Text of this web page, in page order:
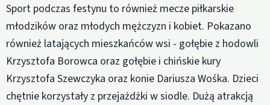
Sport podczas festynu to również mecze piłkarskie
młodzików oraz młodych mężczyzn i kobiet. Pokazano
również latających mieszkańców wsi - gołębie z hodowli
Krzysztofa Borowca oraz gołębie i chińskie kury
Krzysztofa Szewczyka oraz konie Dariusza Wośka. Dzieci
chętnie korzystały z przejażdżki w siodle. Dużą atrakcją